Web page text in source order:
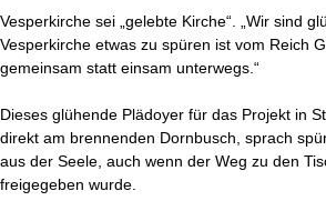
Vesperkirche sei „gelebte Kirche“. „Wir sind
Vesperkirche etwas zu spüren ist vom Reich
gemeinsam statt einsam unterwegs.“
Dieses glühende Plädoyer für das Projekt in
direkt am brennenden Dornbusch, sprach
aus der Seele, auch wenn der Weg zu den
freigegeben wurde.